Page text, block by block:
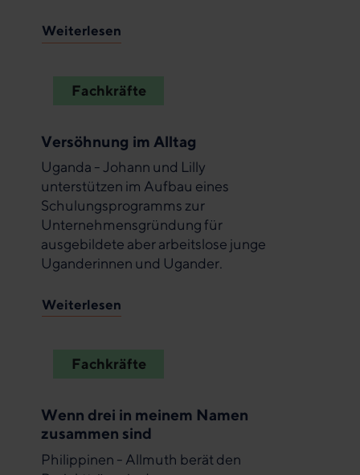
Weiterlesen
Fachkräfte
Versöhnung im Alltag
Uganda - Johann und Lilly
unterstützen im Aufbau eines
Schulungsprogramms zur
Unternehmensgründung für
ausgebildete aber arbeitslose junge
Uganderinnen und Ugander.
Weiterlesen
Fachkräfte
Wenn drei in meinem Namen
zusammen sind
Philippinen - Allmuth berät den